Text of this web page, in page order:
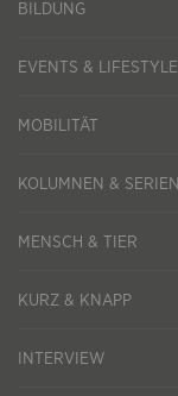
BILDUNG
EVENTS & LIFESTYLE
MOBILITÄT
KOLUMNEN & SERIEN
MENSCH & TIER
KURZ & KNAPP
INTERVIEW